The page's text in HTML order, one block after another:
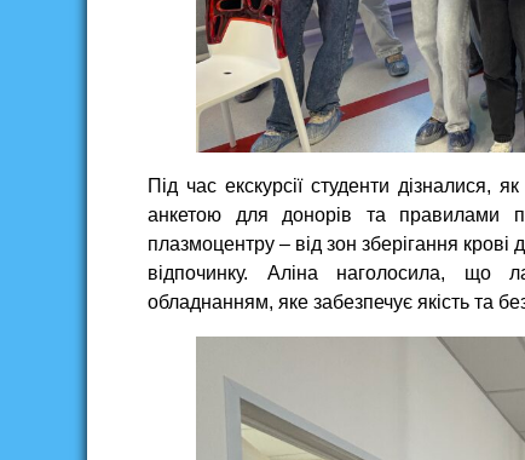
Під час екскурсії студенти дізналися,
анкетою для донорів та правилами
плазмоцентру – від зон зберігання
відпочинку. Аліна наголосила, що
обладнанням, яке забезпечує якість та